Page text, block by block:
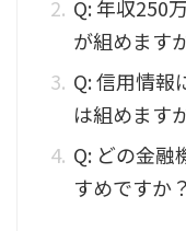
Q: 年収250
が組めます
Q: 信用情報
は組めます
Q: どの金融
すめですか？